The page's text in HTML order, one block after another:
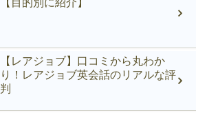
【目的別に紹介】
【レアジョブ】口コミから丸わか
り！レアジョブ英会話のリアルな評
判